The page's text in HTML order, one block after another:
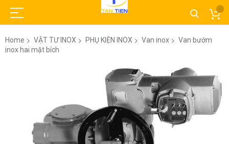
Home VẬT TƯ INOX PHỤ KIỆN INOX Van inox
Van bướm
inox hai mặt bích